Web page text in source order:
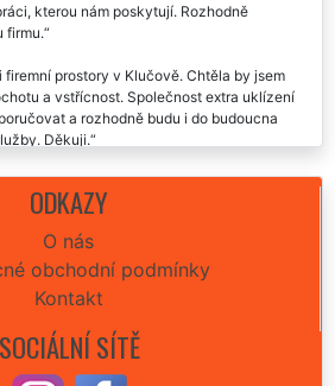
kterou nám poskytují. Rozhodně
firmu.
firemní prostory v Klučově. Chtěla by jsem
a vstřícnost. Společnost extra uklízení
a rozhodně budu i do budoucna
Děkuji.
poděkovat společnosti EXTRA SLUŽBY
úklid našich firemních prostor
jste nám zajistili minulý týden.
ODKAZY
O nás
obchodní podmínky
Kontakt
SOCIÁLNÍ SÍTĚ